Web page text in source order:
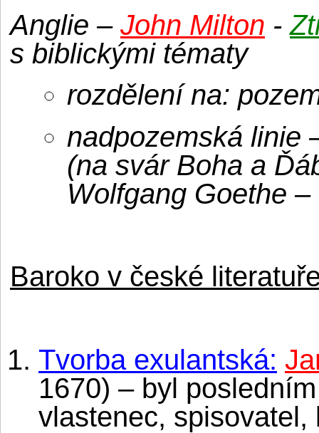
Anglie – John Milton -
s biblickými tématy
rozdělení na:
nadpozemská linie
(na svár Boha a
Wolfgang Goethe –
Baroko v české
Tvorba exulantská:
1670) – byl
vlastenec, spisovatel,